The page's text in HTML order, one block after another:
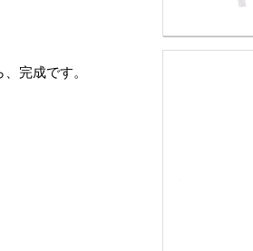
完成です。